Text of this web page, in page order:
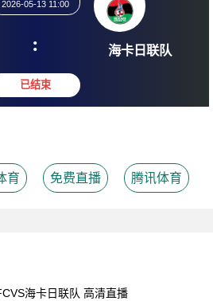
2026-05-13 11:00
: 海卡
育 免费直播 腾讯体育
海卡日联队 高清直播